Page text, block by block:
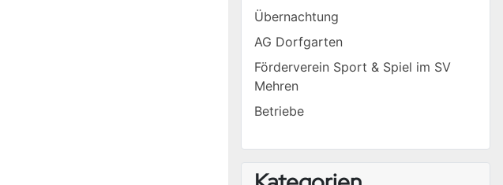
Übernachtung
AG Dorfgarten
Förderverein Sport & Spiel im SV
Mehren
Betriebe